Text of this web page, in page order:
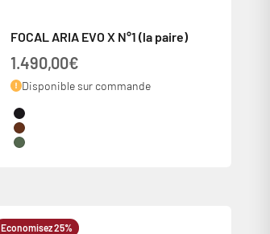
FOCAL ARIA EVO X N°1 (la paire)
Prix de vente
1.490,00€
Disponible sur commande
Couleur
Black High Gloss
Prime Walnut
Moss Green
Economisez 25%